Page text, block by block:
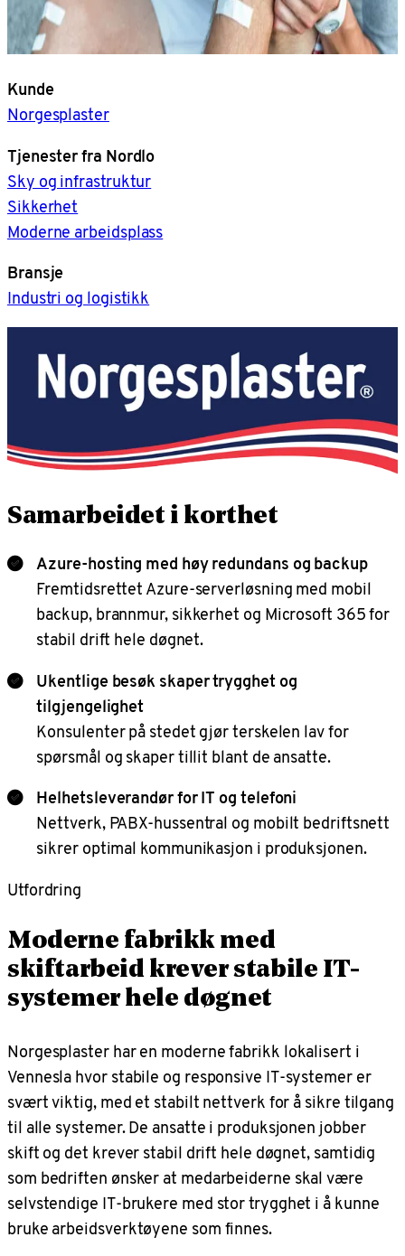
Kunde
Norgesplaster
Tjenester fra Nordlo
Sky og infrastruktur
Sikkerhet
Moderne arbeidsplass
Bransje
Industri og logistikk
Samarbeidet i korthet
Azure-hosting med høy redundans og backup
Fremtidsrettet Azure-serverløsning med mobil
backup, brannmur, sikkerhet og Microsoft 365 for
stabil drift hele døgnet.
Ukentlige besøk skaper trygghet og
tilgjengelighet
Konsulenter på stedet gjør terskelen lav for
spørsmål og skaper tillit blant de ansatte.
Helhetsleverandør for IT og telefoni
Nettverk, PABX-hussentral og mobilt bedriftsnett
sikrer optimal kommunikasjon i produksjonen.
Utfordring
Moderne fabrikk med
skiftarbeid krever stabile IT-
systemer hele døgnet
Norgesplaster har en moderne fabrikk lokalisert i
Vennesla hvor stabile og responsive IT-systemer er
svært viktig, med et stabilt nettverk for å sikre tilgang
til alle systemer. De ansatte i produksjonen jobber
skift og det krever stabil drift hele døgnet, samtidig
som bedriften ønsker at medarbeiderne skal være
selvstendige IT-brukere med stor trygghet i å kunne
bruke arbeidsverktøyene som finnes.